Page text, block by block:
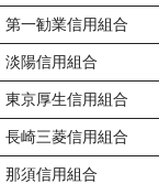
第一勧業信用組合
淡陽信用組合
東京厚生信用組合
長崎三菱信用組合
那須信用組合